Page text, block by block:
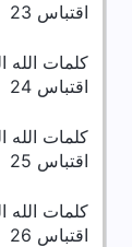
اقتباس 23
كلمات الله
اقتباس 24
كلمات الله
اقتباس 25
كلمات الله
اقتباس 26